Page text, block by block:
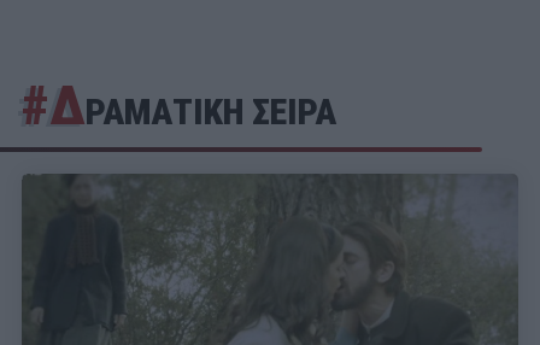
#ΔΡΑΜΑΤΙΚΗ ΣΕΙΡΑ